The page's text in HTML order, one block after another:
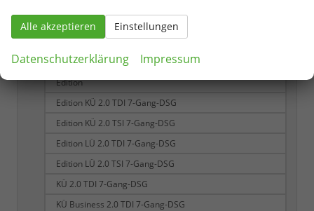
Business KÜ 2.0 TSI 7-Gang-DSG
Business LÜ 2.0 TDI 7-Gang-DSG
Business LÜ 2.0 TSI 7-Gang-DSG
Edition
Edition KÜ 2.0 TDI 7-Gang-DSG
Edition KÜ 2.0 TSI 7-Gang-DSG
Edition LÜ 2.0 TDI 7-Gang-DSG
Edition LÜ 2.0 TSI 7-Gang-DSG
KÜ 2.0 TDI 7-Gang-DSG
KÜ Business 2.0 TDI 7-Gang-DSG
Alle akzeptieren Einstellungen
Datenschutzerklärung Impressum